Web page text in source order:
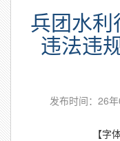
兵团水利
违法违
发布时间：26
【字